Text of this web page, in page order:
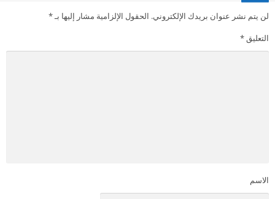
لن يتم نشر عنوان بريدك الإلكتروني. الحقول الإلزامية مشار إليها بـ*
التعليق*
الاسم